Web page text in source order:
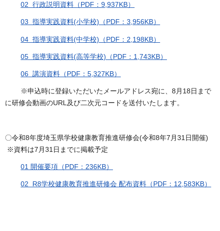
02 行政説明資料（PDF：9,937KB）
03 指導実践資料(小学校)（PDF：3,956KB）
04 指導実践資料(中学校)（PDF：2,198KB）
05 指導実践資料(高等学校)（PDF：1,743KB）
06 講演資料（PDF：5,327KB）
※申込時に登録いただいたメールアドレス宛に、8月18日まで
に研修会動画のURL及び二次元コードを送付いたします。
〇令和8年度埼玉県学校健康教育推進研修会(令和8年7月31日開催)
※資料は7月31日までに掲載予定
01 開催要項（PDF：236KB）
02 R8学校健康教育推進研修会 配布資料（PDF：12,583KB）